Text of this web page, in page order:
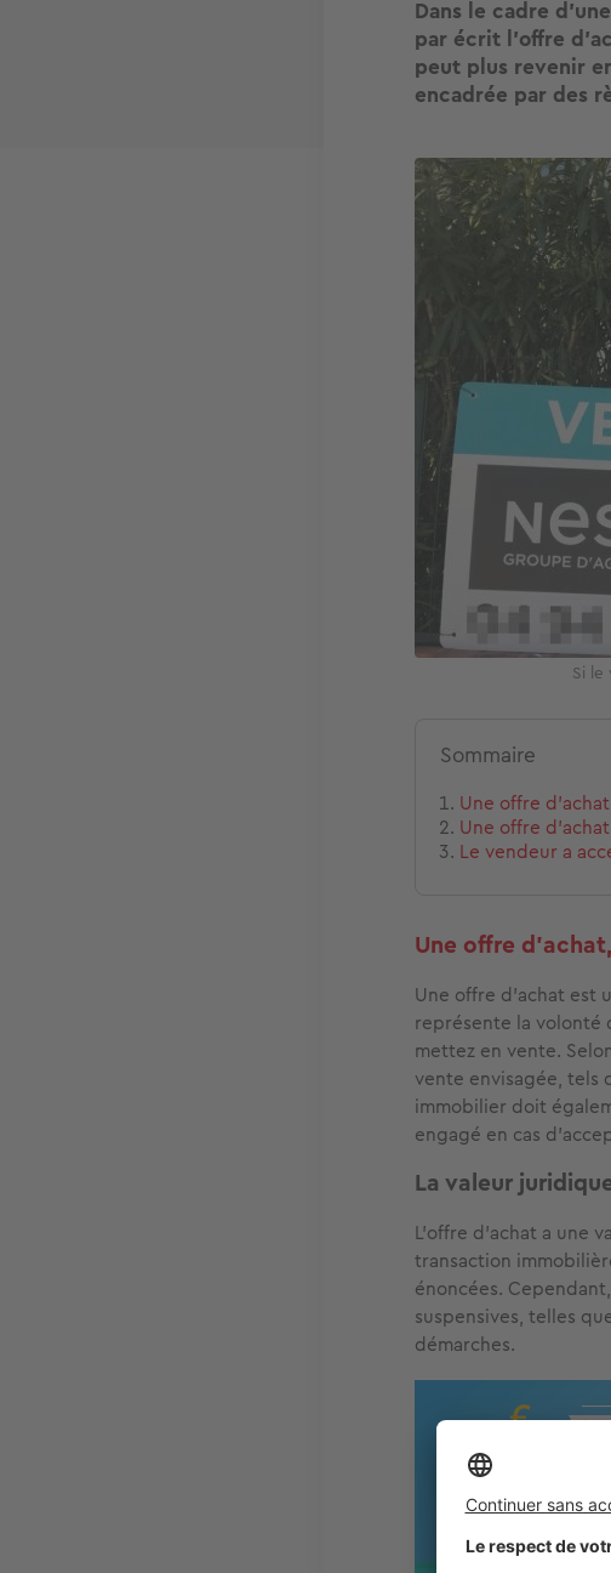
Dans le cadre
par écrit l'offre
peut plus revenir
encadrée par des
Image
Si
Sommaire
Une offre
Une offre
Le vendeur a
Une offre
Une offre d'achat est
représente la
mettez en vente.
vente envisagée, tels
immobilier doit
engagé en cas
La valeur
L'offre d'achat a une
transaction
énoncées.
suspensives, telles
démarches.